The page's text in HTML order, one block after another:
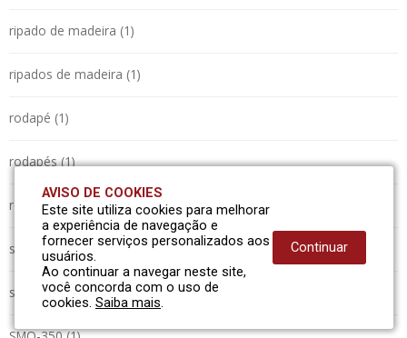
ripado de madeira (1)
ripados de madeira (1)
rodapé (1)
rodapés (1)
roliços (1)
serraria (1)
sistema automatizado (1)
AVISO DE COOKIES
Este site utiliza cookies para melhorar
a experiência de navegação e
fornecer serviços personalizados aos
usuários.
Ao continuar a navegar neste site,
você concorda com o uso de
cookies. Saiba mais.
Continuar